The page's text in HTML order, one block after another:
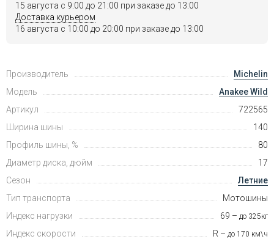
15 августа c 9:00 до 21:00 при заказе до 13:00
Доставка курьером
16 августа c 10:00 до 20:00 при заказе до 13:00
Производитель
Michelin
Модель
Anakee Wild
Артикул
722565
Ширина шины
140
Профиль шины, %
80
Диаметр диска, дюйм
17
Сезон
Летние
Тип транспорта
Мотошины
Индекс нагрузки
69 – до 325кг
Индекс скорости R – до 170 км\ч